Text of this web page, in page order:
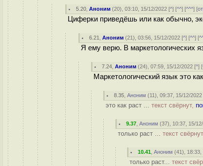
5.20 ,Аноним (20), 03:10, 15/12/2022 [^] [^^] [^^^] [
Циферки приведёшь или как обычно,
6.21 ,Аноним (21), 03:56, 15/12/2022 [^] [^^] [
Я ему верю. В маркетологических
7.24 ,Аноним (24), 07:59, 15/12/2022 [^] [
Маркетологический язык это
8.35 ,Аноним (11), 09:37, 15/12/2022
это как раст ... текст свёрнут,
9.37 ,Аноним (37), 10:37, 15/
только раст ... текст
10.41 ,Аноним (41), 18:33,
только раст... текст